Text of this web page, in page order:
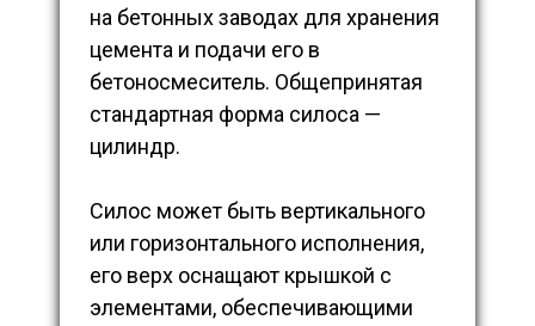
на бетонных заводах для хранения
цемента и подачи его в
бетоносмеситель. Общепринятая
стандартная форма силоса —
цилиндр.
Силос может быть вертикального
или горизонтального исполнения,
его верх оснащают крышкой с
элементами, обеспечивающими